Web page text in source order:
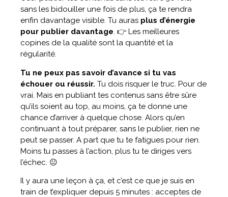
sans les bidouiller une fois de plus, ça te rendra
enfin davantage visible. Tu auras plus d’énergie
pour publier davantage. 👉 Les meilleures
copines de la qualité sont la quantité et la
régularité.
Tu ne peux pas savoir d’avance si tu vas
échouer ou réussir. Tu dois risquer le truc. Pour de
vrai. Mais en publiant tes contenus sans être sûre
qu’ils soient au top, au moins, ça te donne une
chance d’arriver à quelque chose. Alors qu’en
continuant à tout préparer, sans le publier, rien ne
peut se passer. A part que tu te fatigues pour rien.
Moins tu passes à l’action, plus tu te diriges vers
l’échec. 😐
Il y aura une leçon à ça, et c’est ce que je suis en
train de t’expliquer depuis 5 minutes : acceptes de